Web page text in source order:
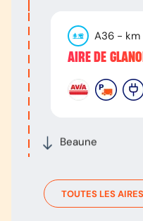
Beaune
A36 - km
AIRE DE
TOUTES LES